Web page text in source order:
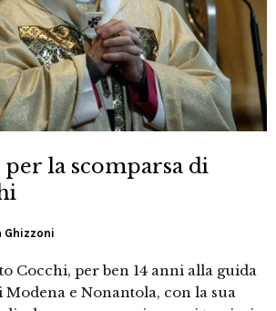
la scomparsa di
Ghizzoni
Cocchi, per ben 14 anni alla guida
Modena e Nonantola, con la sua